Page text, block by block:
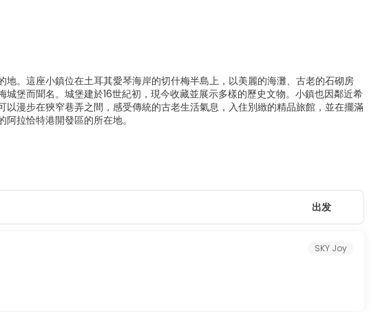
。這座小鎮位在土耳其愛琴海岸的切什梅半島上，以美麗的海灘、古老的石砌房
堡而聞名。城堡建於16世紀初，現今收藏並展示多樣的歷史文物。小鎮也因鄰近希
漫步在狹窄巷弄之間，感受傳統的古老生活氣息，入住別緻的精品旅館，並在擺滿
拉恰特港開發區的所在地。
出发
SKY Joy